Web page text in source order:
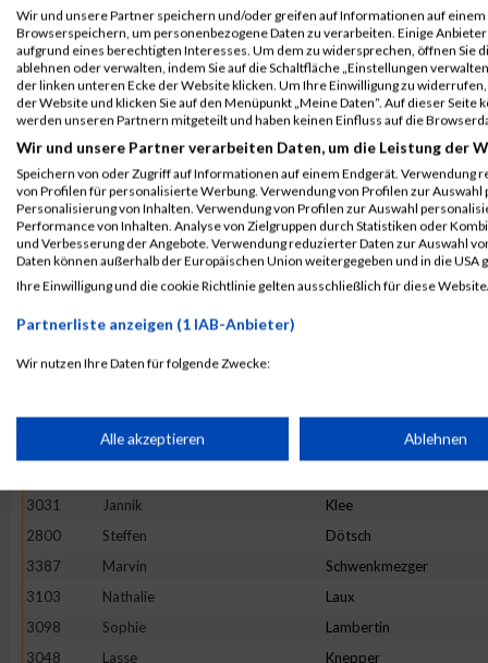
3270
Marike Reger
3149
Mario Martini
2656
Mischka Anastasini
3328
Fabian Scheel
2879
2897
Lara Grinzoff
2934
Claudius Helf
2998
Kai Johnen
2803
Moritz Dückers
2676
Ellen Bauer
3131
Miriam
2718
Felix Birnbach
Julia
3031
Jannik Klee
2800
Steffen Dötsch
3387
Marvin Schwenkmezger
3103
Nathalie Laux
3098
Sophie Lambertin
3048
Lasse Knepper
Wir und unsere Partner speichern und/oder greifen auf Informationen auf einem
Browserspeichern, um personenbezogene Daten zu verarbeiten. Einige
aufgrund eines berechtigten Interesses. Um dem zu widersprechen, öffnen Sie
ablehnen oder verwalten, indem Sie auf die Schaltfläche „Einstellungen
der linken unteren Ecke der Website klicken. Um Ihre Einwilligung zu
der Website und klicken Sie auf den Menüpunkt „Meine Daten“. Auf dieser
werden unseren Partnern mitgeteilt und haben keinen Einfluss auf die
Wir und unsere Partner verarbeiten Daten, um die Leistung der
Speichern von oder Zugriff auf Informationen auf einem Endgerät. Verwendung
von Profilen für personalisierte Werbung. Verwendung von Profilen zur
Personalisierung von Inhalten. Verwendung von Profilen zur Auswahl
Performance von Inhalten. Analyse von Zielgruppen durch Statistiken oder
und Verbesserung der Angebote. Verwendung reduzierter Daten zur Auswahl
Daten können außerhalb der Europäischen Union weitergegeben und in die USA
Ihre Einwilligung und die cookie Richtlinie gelten ausschließlich für diese
Partnerliste anzeigen (1 IAB-Anbieter)
Wir nutzen Ihre Daten für folgende Zwecke:
Speichern von oder Zugriff auf Informationen auf einem
Verwendung reduzierter Daten zur Auswahl von Werbeanzeigen
Erstellung von Profilen für personalisierte Werbung
Verwendung von Profilen zur Auswahl personalisierter Werbung
Alle akzeptieren Ablehnen